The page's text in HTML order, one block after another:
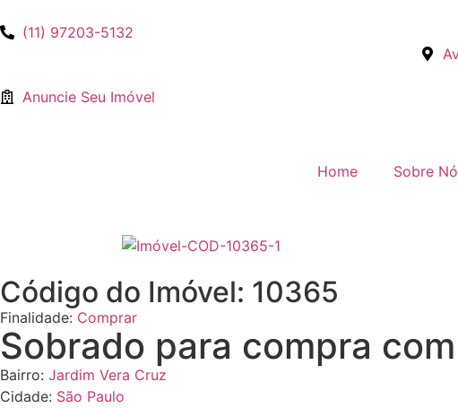
(11) 97203-5132
Anuncie Seu Imóvel
Home Sobre
Código do Imóvel: 10365
Finalidade: Comprar
Sobrado para compra
Bairro: Jardim Vera Cruz
Cidade: São Paulo